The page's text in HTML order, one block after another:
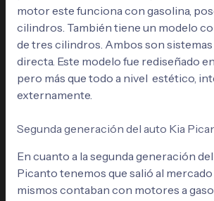
motor este funciona con gasolina,
cilindros. También tiene un modelo
de tres cilindros. Ambos son
directa. Este modelo fue rediseñado
pero más que todo a nivel estético,
externamente.
Segunda generación del auto Kia
En cuanto a la segunda generación
Picanto tenemos que salió al mercado
mismos contaban con motores a